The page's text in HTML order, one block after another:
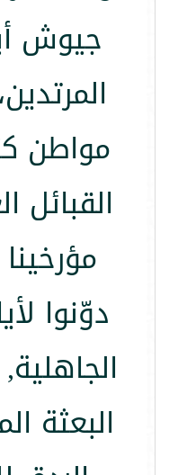
جيوش
مواطن
القبائل
دوّنوا
البعثة